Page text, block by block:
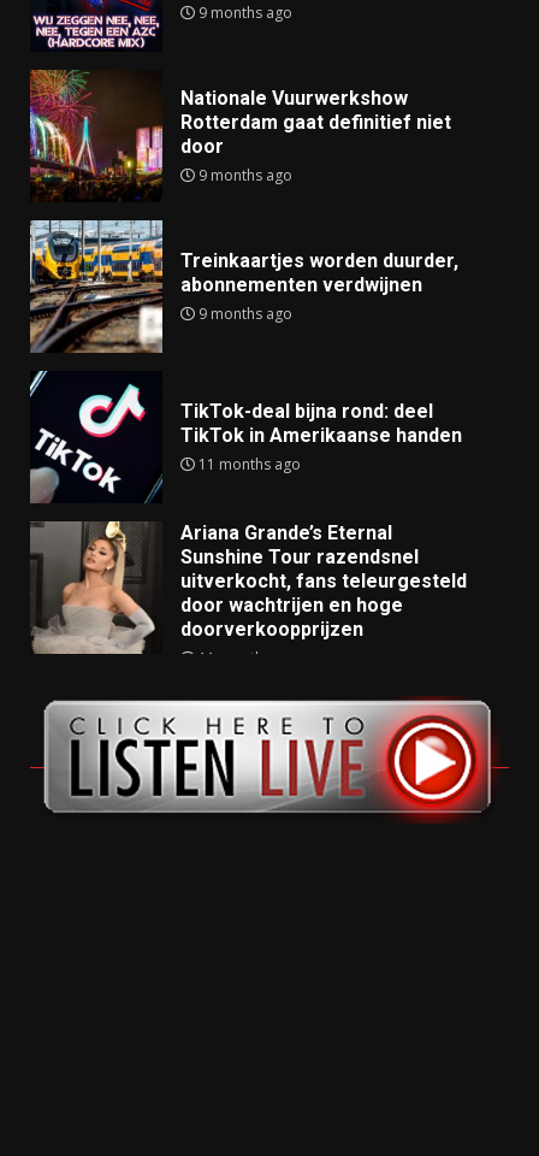
9 months ago
Nationale Vuurwerkshow
Rotterdam gaat definitief niet
door
9 months ago
Treinkaartjes worden duurder,
abonnementen verdwijnen
9 months ago
TikTok-deal bijna rond: deel
TikTok in Amerikaanse handen
11 months ago
Ariana Grande’s Eternal
Sunshine Tour razendsnel
uitverkocht, fans teleurgesteld
door wachtrijen en hoge
doorverkoopprijzen
11 months ago